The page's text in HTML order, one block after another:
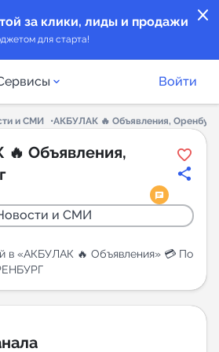
close
за клики, лиды и продажи
для старта!
каналов в Telegram
Войти
и СМИ
АКБУЛАК 🔥 Объявления, Оренбург
Объявления,
и СМИ
в «АКБУЛАК 🔥 Объявления» 💳 По